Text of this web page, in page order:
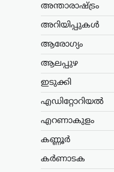
അന്താരാഷ്ട്രം
അറിയിപ്പുകൾ
ആരോഗ്യം
ആലപ്പുഴ
ഇടുക്കി
എഡിറ്റോറിയൽ
എറണാകുളം
കണ്ണൂർ
കർണാടക